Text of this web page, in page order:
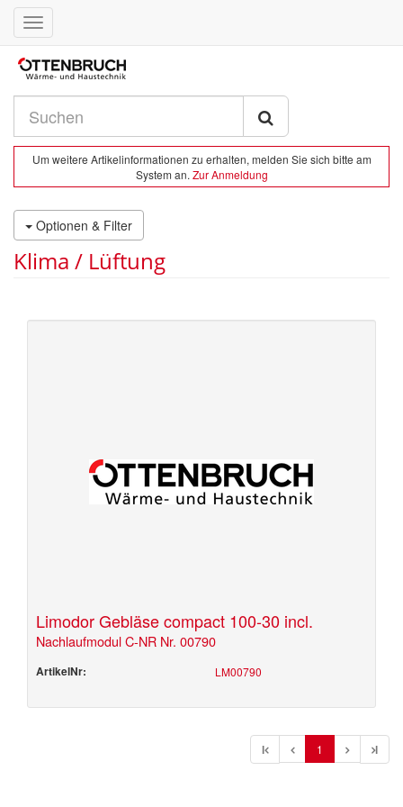
Toggle
navigation
Um weitere Artikelinformationen zu erhalten, melden Sie sich bitte am
System an. Zur Anmeldung
Optionen & Filter
Klima / Lüftung
Limodor Gebläse compact 100-30 incl.
Nachlaufmodul C-NR Nr. 00790
ArtikelNr: LM00790
l 1 l